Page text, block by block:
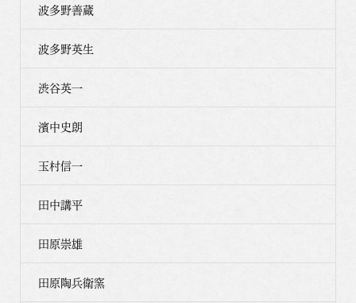
波多野善蔵
波多野英生
渋谷英一
濱中史朗
玉村信一
田中講平
田原崇雄
田原陶兵衛窯